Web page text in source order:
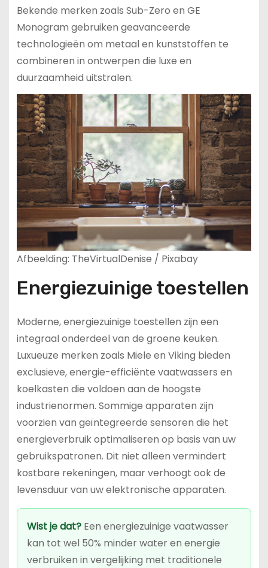
Bekende merken zoals Sub-Zero en GE
Monogram gebruiken geavanceerde
technologieën om metaal en kunststoffen te
combineren in ontwerpen die luxe en
duurzaamheid uitstralen.
Afbeelding: TheVirtualDenise / Pixabay
Energiezuinige toestellen
Moderne, energiezuinige toestellen zijn een
integraal onderdeel van de groene keuken.
Luxueuze merken zoals Miele en Viking bieden
exclusieve, energie-efficiënte vaatwassers en
koelkasten die voldoen aan de hoogste
industrienormen. Sommige apparaten zijn
voorzien van geïntegreerde sensoren die het
energieverbruik optimaliseren op basis van uw
gebruikspatronen. Dit niet alleen vermindert
kostbare rekeningen, maar verhoogt ook de
levensduur van uw elektronische apparaten.
Wist je dat?Een energiezuinige vaatwasser
kan tot wel 50% minder water en energie
verbruiken in vergelijking met traditionele